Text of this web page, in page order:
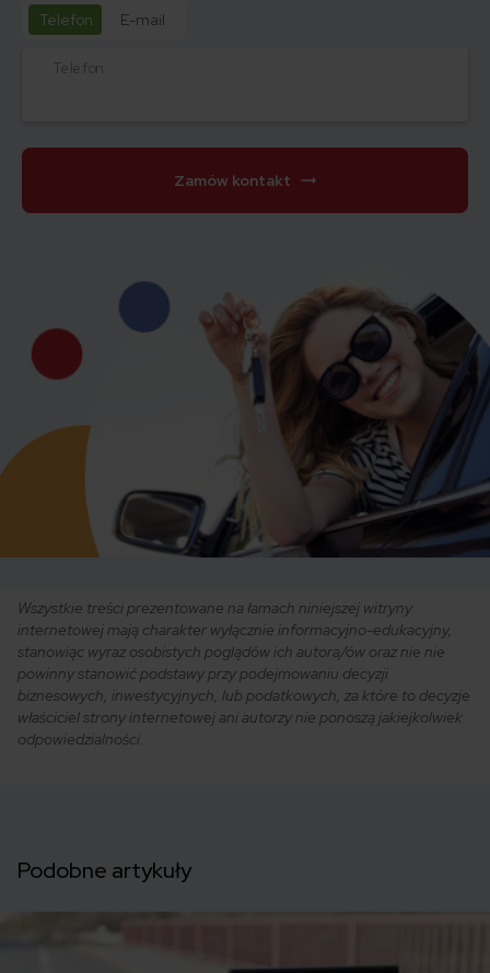
Telefon E-mail
Telefon
Zamów kontakt
Wszystkie treści prezentowane na łamach niniejszej witryny
internetowej mają charakter wyłącznie informacyjno-edukacyjny,
stanowiąc wyraz osobistych poglądów ich autora/ów oraz nie nie
powinny stanowić podstawy przy podejmowaniu decyzji
biznesowych, inwestycyjnych, lub podatkowych, za które to decyzje
właściciel strony internetowej ani autorzy nie ponoszą jakiejkolwiek
odpowiedzialności.
Podobne artykuły